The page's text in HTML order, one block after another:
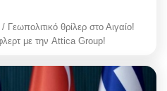
θρίλερ στο Αιγαίο!
με την Attica Group!